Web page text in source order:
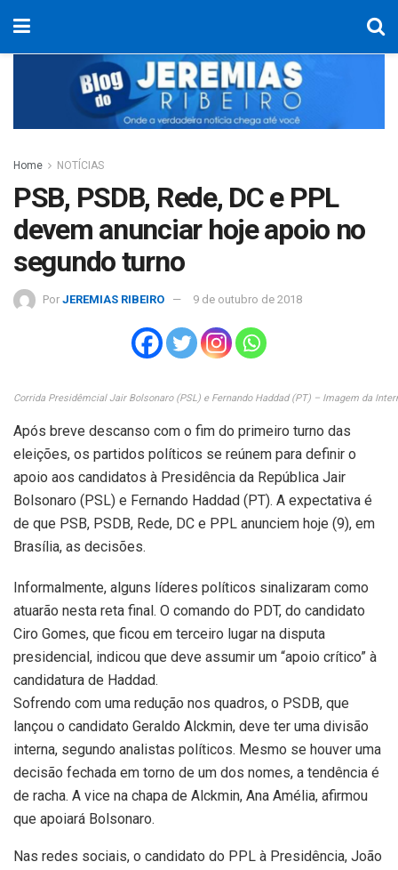
Home NOTÍCIAS
PSB, PSDB, Rede, DC e PPL
devem anunciar hoje apoio no
segundo turno
Por JEREMIAS RIBEIRO 9 de outubro de 2018
Corrida Presidêmcial Jair Bolsonaro (PSL) e Fernando Haddad (PT) – Imagem da
Após breve descanso com o fim do primeiro turno das
eleições, os partidos políticos se reúnem para definir o
apoio aos candidatos à Presidência da República Jair
Bolsonaro (PSL) e Fernando Haddad (PT). A expectativa é
de que PSB, PSDB, Rede, DC e PPL anunciem hoje (9), em
Brasília, as decisões.
Informalmente, alguns líderes políticos sinalizaram como
atuarão nesta reta final. O comando do PDT, do candidato
Ciro Gomes, que ficou em terceiro lugar na disputa
presidencial, indicou que deve assumir um “apoio crítico” à
candidatura de Haddad.
Sofrendo com uma redução nos quadros, o PSDB, que
lançou o candidato Geraldo Alckmin, deve ter uma divisão
interna, segundo analistas políticos. Mesmo se houver uma
decisão fechada em torno de um dos nomes, a tendência é
de racha. A vice na chapa de Alckmin, Ana Amélia, afirmou
que apoiará Bolsonaro.
Nas redes sociais, o candidato do PPL à Presidência, João